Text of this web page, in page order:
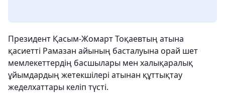
Президент Қасым-Жомарт Тоқаевтың атына
қасиетті Рамазан айының басталуына орай шет
мемлекеттердің басшылары мен халықаралық
ұйымдардың жетекшілері атынан құттықтау
жеделхаттары келіп түсті.